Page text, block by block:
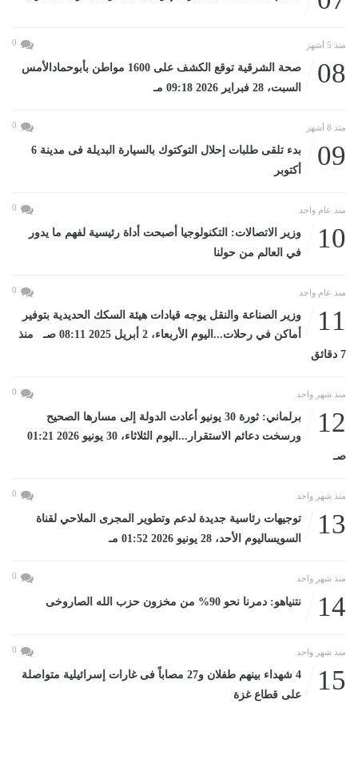
منذ 5 أشهر 0
08
صحة الشرقية توقع الكشف على 1600 مواطن بأبوحمادالأمس
السبت، 28 فبراير 2026 09:18 مـ
منذ 8 أشهر 0
09
بدء تلقى طلبات إحلال التوكتوك بالسيارة البديلة فى مدينة 6
أكتوبر
منذ عام واحد 0
10
وزير الاتصالات: التكنولوجيا أصبحت أداة رئيسية لفهم ما يدور
في العالم من حولنا
منذ عام واحد 0
11
وزير الصناعة والنقل يوجه قيادات هيئة السكك الحديدية بتوفير
أماكن في رحلات...اليوم الأربعاء، 2 أبريل 2025 08:11 صـ منذ
7 دقائق
منذ شهر واحد 0
12
برلماني: ثورة 30 يونيو أعادت الدولة إلى مسارها الصحيح
ورسخت دعائم الاستقرار...اليوم الثلاثاء، 30 يونيو 2026 01:21
صـ
منذ شهر واحد 0
13
توجيهات رئاسية جديدة لدعم وتطوير المجرى الملاحي لقناة
السويساليوم الأحد، 28 يونيو 2026 01:52 مـ
منذ شهر واحد 0
14 نتنياهو: دمرنا نحو 90% من مخزون حزب الله الصاروخى
منذ شهر واحد 0
15
4 شهداء بينهم طفلان و27 مصاباً فى غارات إسرائيلية متواصلة
على قطاع غزة